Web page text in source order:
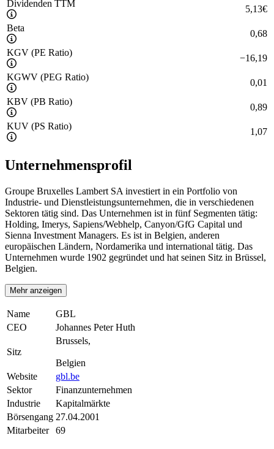
Dividenden TTM
5,13€
Beta
0,68
KGV (PE Ratio)
−16,19
KGWV (PEG Ratio)
0,01
KBV (PB Ratio)
0,89
KUV (PS Ratio)
1,07
Unternehmensprofil
Groupe Bruxelles Lambert SA investiert in ein Portfolio von
Industrie- und Dienstleistungsunternehmen, die in verschiedenen
Sektoren tätig sind. Das Unternehmen ist in fünf Segmenten tätig:
Holding, Imerys, Sapiens/Webhelp, Canyon/GfG Capital und
Sienna Investment Managers. Es ist in Belgien, anderen
europäischen Ländern, Nordamerika und international tätig. Das
Unternehmen wurde 1902 gegründet und hat seinen Sitz in Brüssel,
Belgien.
Mehr anzeigen
Name
GBL
CEO
Johannes Peter Huth
Sitz
Brussels,
Belgien
Website
gbl.be
Sektor
Finanzunternehmen
Industrie
Kapitalmärkte
Börsengang 27.04.2001
Mitarbeiter
69